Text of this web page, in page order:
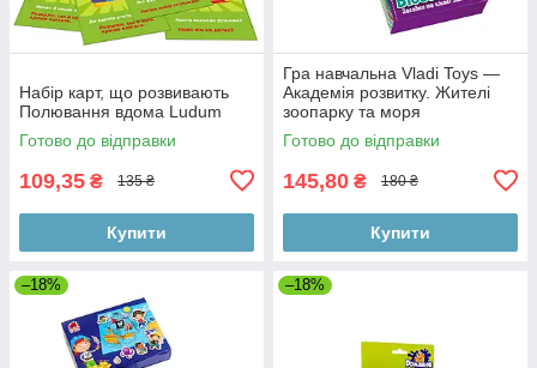
Набір карт, що розвивають
Полювання вдома Ludum
Готово до відправки
109,35 ₴ 135 ₴
Купити
Гра навчальна Vladi Toys —
Академія розвитку. Жителі
зоопарку та моря
Готово до відправки
145,80 ₴ 180 ₴
Купити
–18% –18%